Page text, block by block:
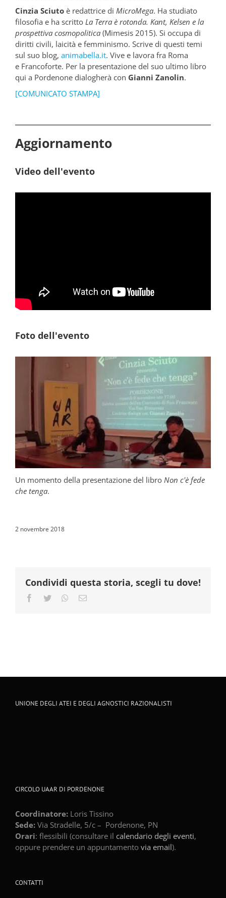
Cinzia Sciuto è redattrice di MicroMega. Ha studiato
filosofia e ha scritto La Terra è rotonda. Kant, Kelsen e la
prospettiva cosmopolitica (Mimesis 2015). Si occupa di
diritti civili, laicità e femminismo. Scrive di questi temi
sul suo blog, animabella.it. Vive e lavora fra Roma
e Francoforte. Per la presentazione del suo ultimo libro
qui a Pordenone dialogherà con Gianni Zanolin.
[COMUNICATO STAMPA]
Aggiornamento
Video dell'evento
Foto dell'evento
Un momento della presentazione del libro Non c'è fede
che tenga.
2 novembre 2018
Condividi questa storia, scegli tu dove!
Facebook
Twitter Whatsapp
Email
UNIONE DEGLI ATEI E DEGLI AGNOSTICI RAZIONALISTI
CIRCOLO UAAR DI PORDENONE
Coordinatore: Loris Tissino
Sede: Via Stradelle, 5/c – Pordenone, PN
Orari: flessibili (consultare il calendario degli eventi,
oppure prendere un appuntamento via email).
CONTATTI